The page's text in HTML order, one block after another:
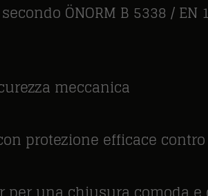
ÖNORM B 5338 / EN
meccanica
protezione efficace